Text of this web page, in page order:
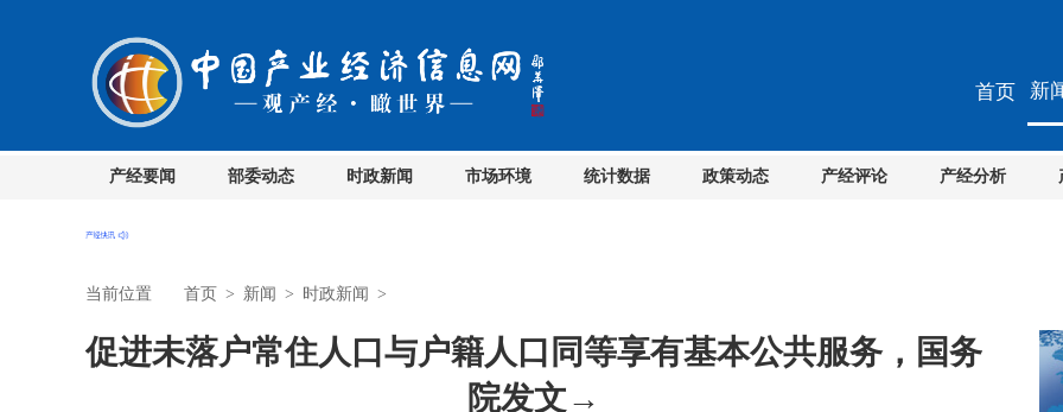
首页 新
产经要闻 部委动态 时政新闻 市场环境 统计数据 政策动态 产经评论 产经分析
当前位置 首页 > 新闻 > 时政新闻 >
促进未落户常住人口与户籍人口同等享有基本公共服务，国务
院发文→